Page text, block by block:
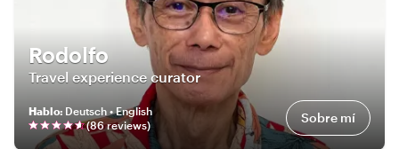
Rodolfo
Travel experience curator
Hablo: Deutsch • English
(86reviews) Sobre mí